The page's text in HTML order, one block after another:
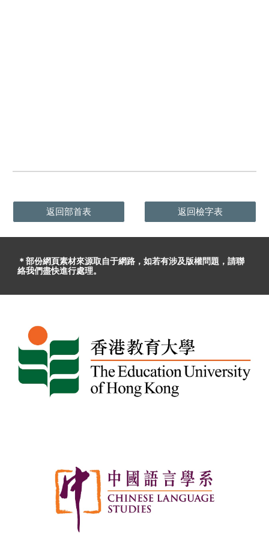
返回部首表 返回檢字表
＊部份網頁素材來源取自于網路，如若有涉及版權問題 ，請聯
絡我們盡快進行處理。